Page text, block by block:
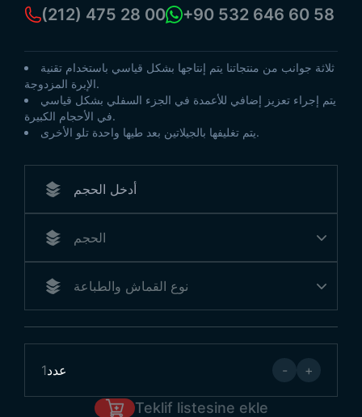
(212) 475 28 00 +90 532 646 60 58
ثلاثة جوانب من منتجاتنا يتم إنتاجها بشكل قياسي باستخدام تقنية
الإبرة المزدوجة.
يتم إجراء تعزيز إضافي للأعمدة في الجزء السفلي بشكل قياسي
في الأحجام الكبيرة.
يتم تغليفها بالجيلاتين بعد طيها واحدة تلو الأخرى.
1عدد - +
Teklif listesine ekle